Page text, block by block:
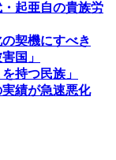
・起亜自の貴族労
契機にすべき
国」
持つ民族」
績が急速悪化